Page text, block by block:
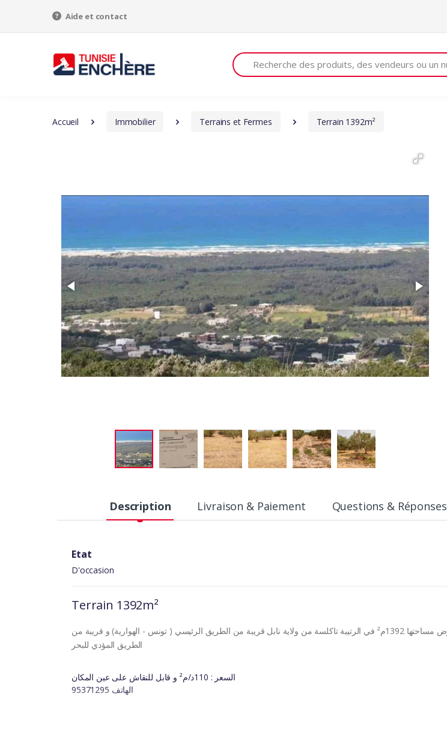
Aide et contact
Recherche
Accueil Immobilier Terrains et Fermes Terrain 1392m²
Description Livraison & Paiement Questions & Réponses
Etat
D'occasion
Terrain 1392m²
للبيع أرض مساحتها 1392م² في الرتيبة تاكلسة من ولاية نابل قريبة من الطريق الرئيسي ( تونس - الهوارية) و قريبة من
الهاتف 95371295